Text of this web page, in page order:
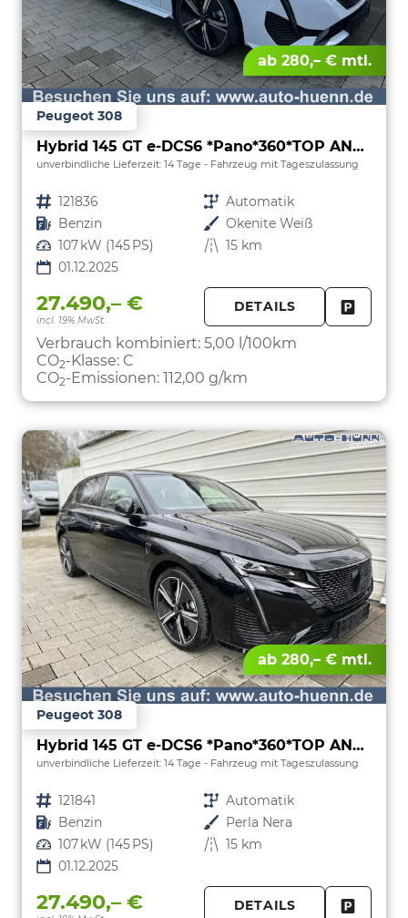
ab 280,– € mtl.
Peugeot 308
Hybrid 145 GT e-DCS6 *Pano*360*TOP ANGEBOT
unverbindliche Lieferzeit: 14 Tage Fahrzeug mit Tageszulassung
Fahrzeugnr. 121836 Getriebe Automatik
Kraftstoff Benzin Außenfarbe Okenite Weiß
Leistung 107 kW (145 PS) Kilometerstand 15 km
01.12.2025
27.490,– €
incl. 19% MwSt.
DETAILS
Verbrauch kombiniert: 5,00 l/100km
CO2-Klasse: C
CO2-Emissionen: 112,00 g/km
ab 280,– € mtl.
Peugeot 308
Hybrid 145 GT e-DCS6 *Pano*360*TOP ANGEBOT
unverbindliche Lieferzeit: 14 Tage Fahrzeug mit Tageszulassung
Fahrzeugnr. 121841 Getriebe Automatik
Kraftstoff Benzin Außenfarbe Perla Nera
Leistung 107 kW (145 PS) Kilometerstand 15 km
01.12.2025
27.490,– € DETAILS